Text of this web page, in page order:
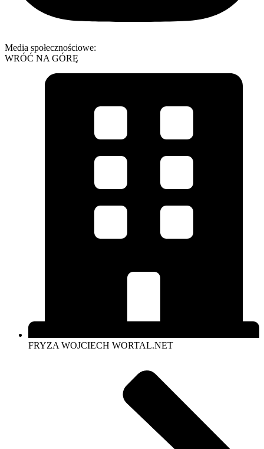
Media społecznościowe:
WRÓĆ NA GÓRĘ
FRYZA WOJCIECH WORTAL.NET